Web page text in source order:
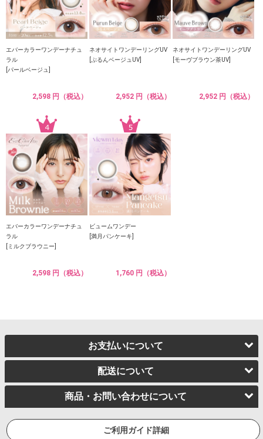
エバーカラーワンデーナチュ
ラル
[パールベージュ]
2,598 円（税込）
ネオサイトワンデーリングUV
[ぷるんベージュUV]
2,952 円（税込）
ネオサイトワンデーリングUV
[モーヴブラウン茶UV]
2,952 円（税込）
エバーカラーワンデーナチュ
ラル
[ミルクブラウニー]
2,598 円（税込）
ビュームワンデー
[満月パンケーキ]
1,760 円（税込）
お支払いについて
配送について
商品・お問い合わせについて
ご利用ガイド詳細